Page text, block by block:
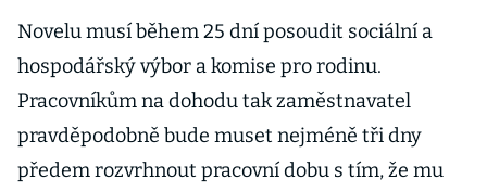
Novelu musí během 25 dní posoudit sociální a
hospodářský výbor a komise pro rodinu.
Pracovníkům na dohodu tak zaměstnavatel
pravděpodobně bude muset nejméně tři dny
předem rozvrhnout pracovní dobu s tím, že mu